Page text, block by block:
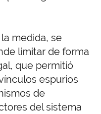
medida, se
limitar de forma
que permitió
espurios
de
del sistema